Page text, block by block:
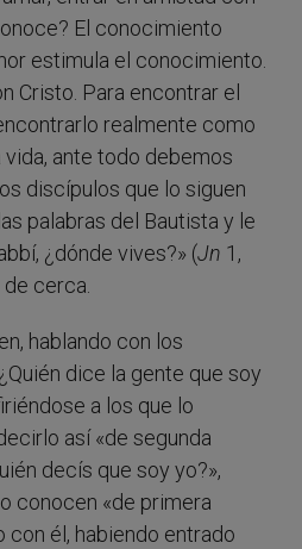
El conocimiento
estimula el conocimiento.
Cristo. Para encontrar el
realmente como
ante todo debemos
discípulos que lo siguen
palabras del Bautista y le
¿dónde vives?» (Jn 1,
cerca.
hablando con los
dice la gente que soy
a los que lo
así «de segunda
decís que soy yo?»,
conocen «de primera
con él, habiendo entrado